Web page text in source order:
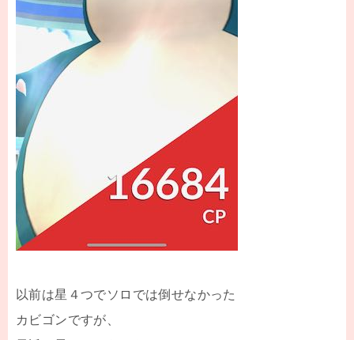
以前は星４つでソロでは倒せなかった
カビゴンですが、